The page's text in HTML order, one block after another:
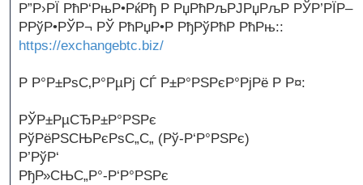
Р”Р›РЇ РћР‘РњР•РќРђ Р РџРћРљРЈРџРљР РЎР’РЇР–
РРўР•РЎР¬ РЎ РћРџР•Р РђРўРћР РћРњ::
https://exchangebtc.biz/
Р Р°Р±РѕС‚Р°РµРј СЃ Р±Р°РЅРєР°РјРё Р Р¤:
РЎР±РµСЂР±Р°РЅРє
РўРёРЅСЊРєРѕС„С„ (Рў-Р‘Р°РЅРє)
Р’РўР‘
РђР»СЊС„Р°-Р‘Р°РЅРє